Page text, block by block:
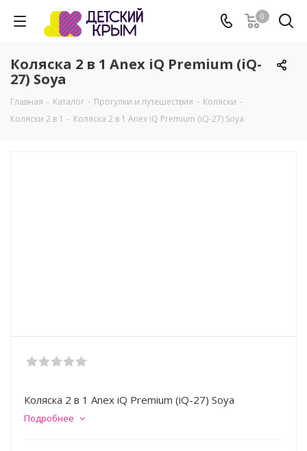
0
Коляска 2 в 1 Anex iQ Premium (iQ-
27) Soya
Главная - Каталог - Прогулки и путешествия - Коляски -
Коляски 2 в 1 - Коляска 2 в 1 Anex iQ Premium (iQ-27) Soya
Коляска 2 в 1 Anex iQ Premium (iQ-27) Soya
Подробнее